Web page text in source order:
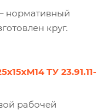
нормативный
круг.
ТУ 23.91.11-
рабочей